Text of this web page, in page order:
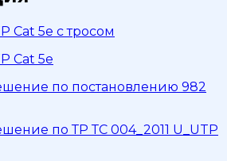
Cat 5e с тросом
Cat 5e
по постановлению 982
по ТР ТС 004_2011 U_UTP